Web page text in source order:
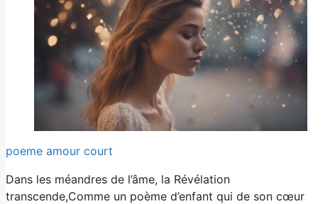
poeme amour court
Dans les méandres de l’âme, la Révélation
transcende,Comme un poème d’enfant qui de son cœur